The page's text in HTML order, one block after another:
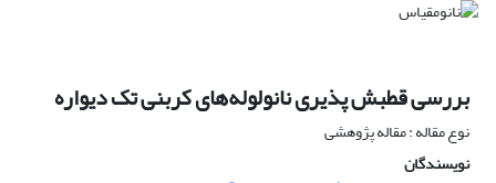
بررسی قطبش پذیری نانولوله‌های کربنی تک دیواره
نوع مقاله : مقاله پژوهشی
نویسندگان